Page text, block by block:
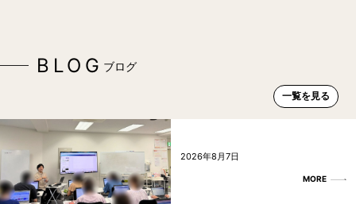
BLOG ブログ
一覧を見る
2026年8月7日
MORE